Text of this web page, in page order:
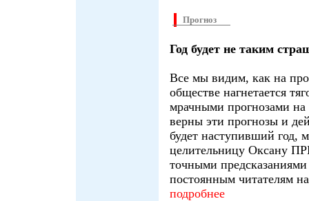
Прогноз
Год будет не таким
Все мы видим, как на
обществе нагнетается
мрачными прогнозами
верны эти прогнозы и
будет наступивший год,
целительницу Оксану
точными предсказаниями
постоянным читателям
подробнее